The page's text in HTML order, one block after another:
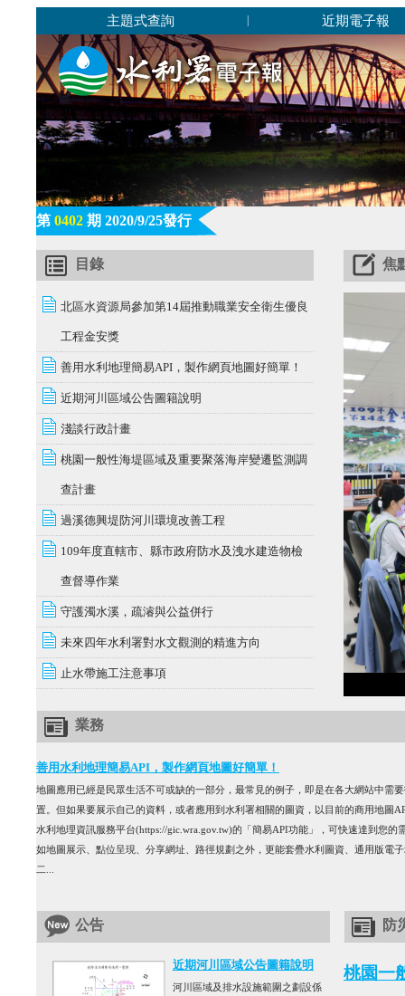
主題式查詢 近期電子報
第 0402 期 2020/9/25發行
目錄
北區水資源局參加第14屆推動職業安全衛生優良
工程金安獎
善用水利地理簡易API，製作網頁地圖好簡單！
近期河川區域公告圖籍說明
淺談行政計畫
桃園一般性海堤區域及重要聚落海岸變遷監測調
查計畫
過溪德興堤防河川環境改善工程
109年度直轄市、縣市政府防水及洩水建造物檢
查督導作業
守護濁水溪，疏濬與公益併行
未來四年水利署對水文觀測的精進方向
止水帶施工注意事項
焦
業務
善用水利地理簡易API，製作網頁地圖好簡單！
地圖應用已經是民眾生活不可或缺的一部分，最常見的例子，即是在各大網站中需
置。但如果要展示自己的資料，或者應用到水利署相關的圖資，以目前的商用地圖
水利地理資訊服務平台(https://gic.wra.gov.tw)的「簡易API功能」，可快速達到您的
如地圖展示、點位呈現、分享網址、路徑規劃之外，更能套疊水利圖資、通用版電
二...
公告
近期河川區域公告圖籍說明
河川區域及排水設施範圍之劃設係
防
桃園一